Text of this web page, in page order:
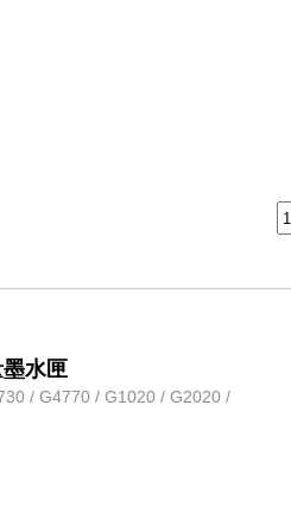
水匣
/ G4770 / G1020 / G2020 /